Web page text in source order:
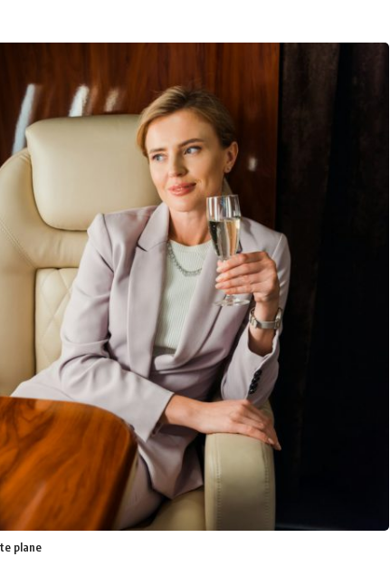
plane